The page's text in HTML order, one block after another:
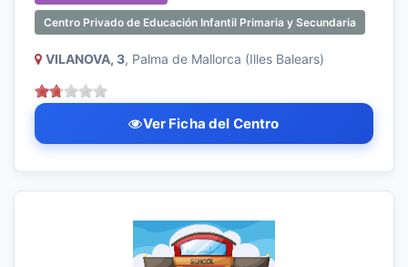
Centro Privado de Educación Infantil Primaria y Secundaria
VILANOVA, 3, Palma de Mallorca (Illes Balears)
Ver Ficha del Centro